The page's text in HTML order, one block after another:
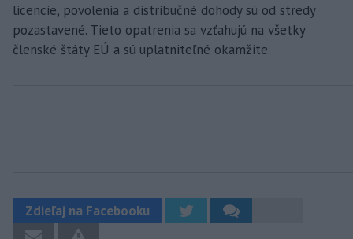
licencie, povolenia a distribučné dohody sú od stredy
pozastavené. Tieto opatrenia sa vzťahujú na všetky
členské štáty EÚ a sú uplatniteľné okamžite.
Zdieľaj na Facebooku